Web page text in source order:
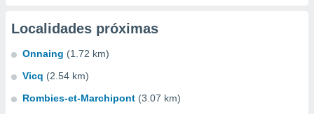
Localidades próximas
Onnaing (1.72 km)
Vicq (2.54 km)
Rombies-et-Marchipont (3.07 km)